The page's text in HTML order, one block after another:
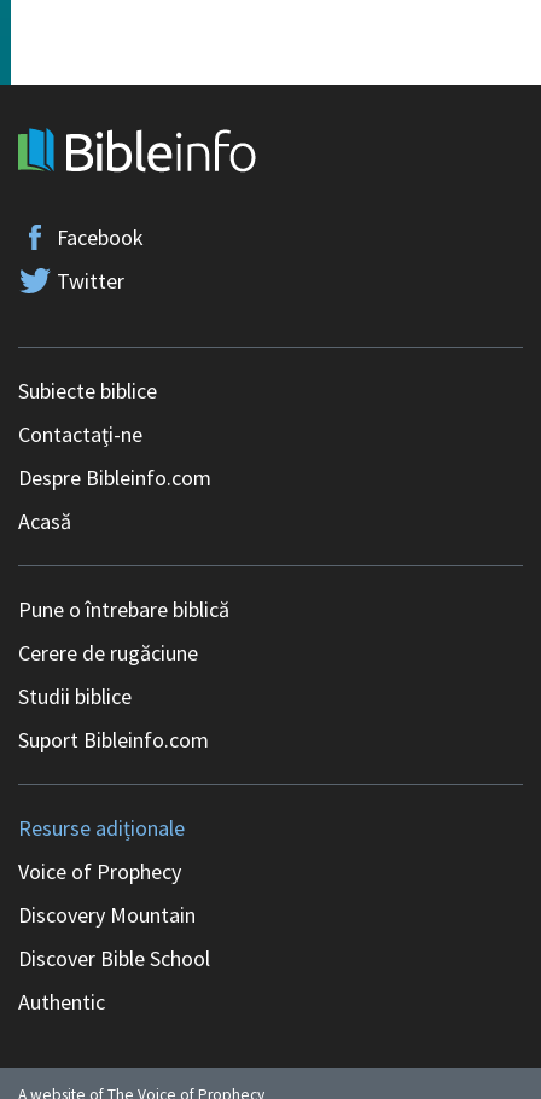
Facebook
Twitter
Subiecte biblice
Contactaţi-ne
Despre Bibleinfo.com
Acasă
Pune o întrebare biblică
Cerere de rugăciune
Studii biblice
Suport Bibleinfo.com
Resurse adiționale
Voice of Prophecy
Discovery Mountain
Discover Bible School
Authentic